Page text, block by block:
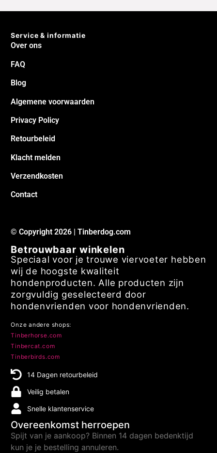
Service & informatie
Over ons
FAQ
Blog
Algemene voorwaarden
Privacy Policy
Retourbeleid
Klacht melden
Verzendkosten
Contact
© Copyright 2026 | Tinberdog.com
Betrouwbaar winkelen
Speciaal voor je trouwe viervoeter hebben
wij de hoogste kwaliteit
hondenproducten. Alle producten zijn
zorgvuldig geselecteerd door
hondenvrienden voor hondenvrienden.
Onze andere shops:
Tinberhorse.com
Tinbercat.com
Tinberbirds.com
14 Dagen retourbeleid
Veilig betalen
Snelle klantenservice
Overeenkomst herroepen
Spijt van je aankoop? Binnen 14 dagen bedenktijd
kun je je bestelling annuleren.